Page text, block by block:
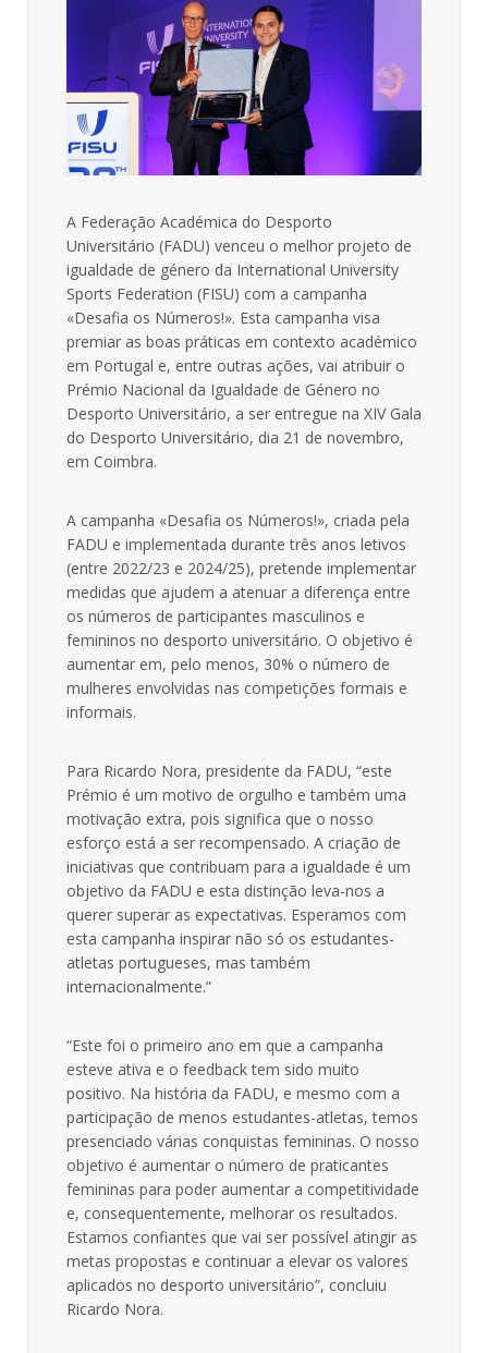
A Federação Académica do Desporto
Universitário (FADU) venceu o melhor projeto de
igualdade de género da International University
Sports Federation (FISU) com a campanha
«Desafia os Números!». Esta campanha visa
premiar as boas práticas em contexto académico
em Portugal e, entre outras ações, vai atribuir o
Prémio Nacional da Igualdade de Género no
Desporto Universitário, a ser entregue na XIV Gala
do Desporto Universitário, dia 21 de novembro,
em Coimbra.
A campanha «Desafia os Números!», criada pela
FADU e implementada durante três anos letivos
(entre 2022/23 e 2024/25), pretende implementar
medidas que ajudem a atenuar a diferença entre
os números de participantes masculinos e
femininos no desporto universitário. O objetivo é
aumentar em, pelo menos, 30% o número de
mulheres envolvidas nas competições formais e
informais.
Para Ricardo Nora, presidente da FADU, “este
Prémio é um motivo de orgulho e também uma
motivação extra, pois significa que o nosso
esforço está a ser recompensado. A criação de
iniciativas que contribuam para a igualdade é um
objetivo da FADU e esta distinção leva-nos a
querer superar as expectativas. Esperamos com
esta campanha inspirar não só os estudantes-
atletas portugueses, mas também
internacionalmente.”
“Este foi o primeiro ano em que a campanha
esteve ativa e o feedback tem sido muito
positivo. Na história da FADU, e mesmo com a
participação de menos estudantes-atletas, temos
presenciado várias conquistas femininas. O nosso
objetivo é aumentar o número de praticantes
femininas para poder aumentar a competitividade
e, consequentemente, melhorar os resultados.
Estamos confiantes que vai ser possível atingir as
metas propostas e continuar a elevar os valores
aplicados no desporto universitário”, concluiu
Ricardo Nora.